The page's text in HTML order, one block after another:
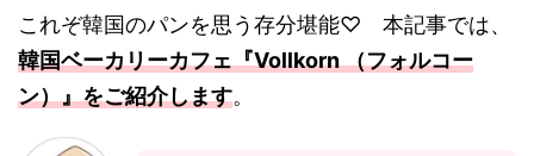
これぞ韓国のパンを思う存分堪能♡ 本記事では、
韓国ベーカリーカフェ『Vollkorn （フォルコー
ン）』をご紹介します。